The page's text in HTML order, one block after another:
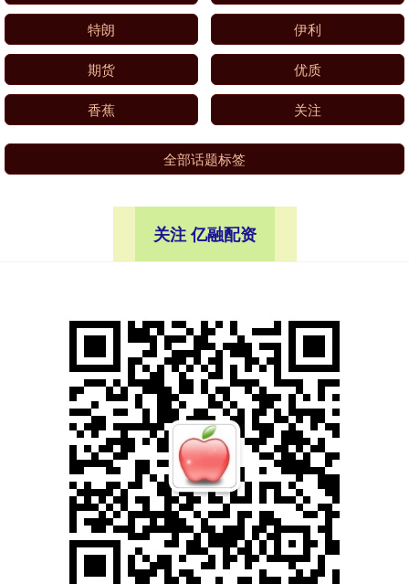
特朗 伊利
期货 优质
香蕉 关注
全部话题标签
关注 亿融配资